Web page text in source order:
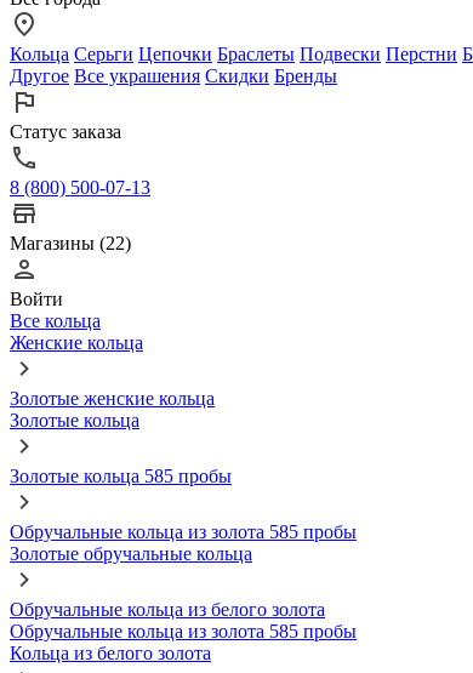
Кольца Серьги Цепочки Браслеты Подвески Перстни
Другое Все украшения Скидки Бренды
Статус заказа
8 (800) 500-07-13
Магазины (22)
Войти
Все кольца
Женские кольца
Золотые женские кольца
Золотые кольца
Золотые кольца 585 пробы
Обручальные кольца из золота 585 пробы
Золотые обручальные кольца
Обручальные кольца из белого золота
Обручальные кольца из золота 585 пробы
Кольца из белого золота